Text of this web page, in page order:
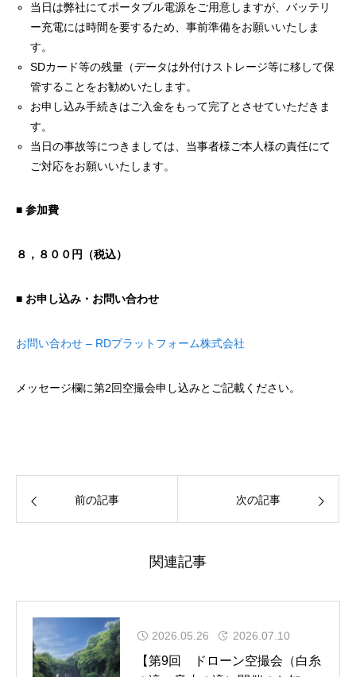
当日は弊社にてポータブル電源をご用意しますが、バッテリ
ー充電には時間を要するため、事前準備をお願いいたしま
す。
SDカード等の残量（データは外付けストレージ等に移して保
管することをお勧めいたします。
お申し込み手続きはご入金をもって完了とさせていただきま
す。
当日の事故等につきましては、当事者様ご本人様の責任にて
ご対応をお願いいたします。
■ 参加費
８，８００円（税込）
■ お申し込み・お問い合わせ
お問い合わせ – RDプラットフォーム株式会社
メッセージ欄に第2回空撮会申し込みとご記載ください。
前の記事 次の記事
関連記事
2026.05.26 2026.07.10
【第9回 ドローン空撮会（白糸